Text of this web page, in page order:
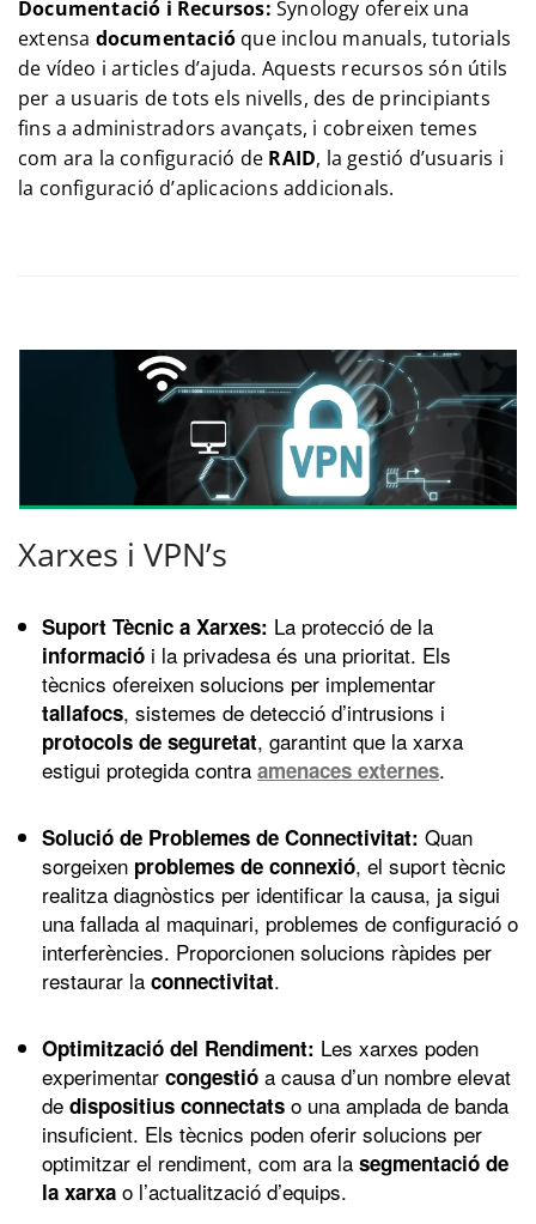
Documentació i Recursos: Synology ofereix una
extensa documentació que inclou manuals, tutorials
de vídeo i articles d’ajuda. Aquests recursos són útils
per a usuaris de tots els nivells, des de principiants
fins a administradors avançats, i cobreixen temes
com ara la configuració de RAID, la gestió d’usuaris i
la configuració d’aplicacions addicionals.
Xarxes i VPN’s
Suport Tècnic a Xarxes: La protecció de la
informació i la privadesa és una prioritat. Els
tècnics ofereixen solucions per implementar
tallafocs, sistemes de detecció d’intrusions i
protocols de seguretat, garantint que la xarxa
estigui protegida contra amenaces externes.
Solució de Problemes de Connectivitat: Quan
sorgeixen problemes de connexió, el suport tècnic
realitza diagnòstics per identificar la causa, ja sigui
una fallada al maquinari, problemes de configuració o
interferències. Proporcionen solucions ràpides per
restaurar la connectivitat.
Optimització del Rendiment: Les xarxes poden
experimentar congestió a causa d’un nombre elevat
de dispositius connectats o una amplada de banda
insuficient. Els tècnics poden oferir solucions per
optimitzar el rendiment, com ara la segmentació de
la xarxa o l’actualització d’equips.